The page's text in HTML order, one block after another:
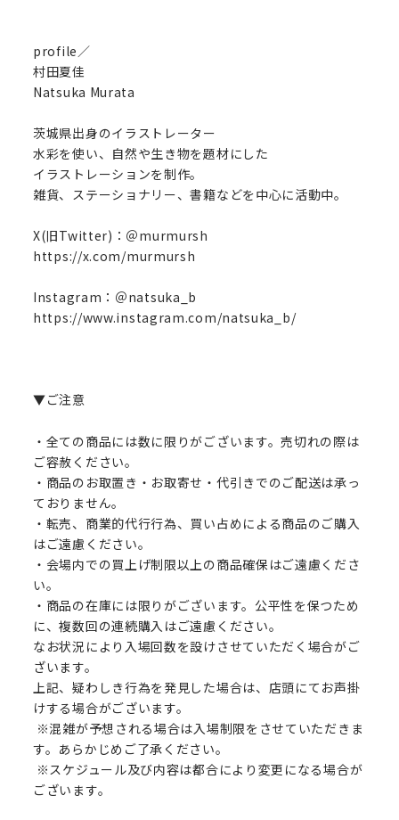
profile／
村田夏佳
Natsuka Murata
茨城県出身のイラストレーター
水彩を使い、自然や生き物を題材にした
イラストレーションを制作。
雑貨、ステーショナリー、書籍などを中心に活動中。
X(旧Twitter)：＠murmursh
https://x.com/murmursh
Instagram：＠natsuka_b
https://www.instagram.com/natsuka_b/
▼ご注意
・全ての商品には数に限りがございます。売切れの際は
ご容赦ください。
・商品のお取置き・お取寄せ・代引きでのご配送は承っ
ておりません。
・転売、商業的代行行為、買い占めによる商品のご購入
はご遠慮ください。
・会場内での買上げ制限以上の商品確保はご遠慮くださ
い。
・商品の在庫には限りがございます。公平性を保つため
に、複数回の連続購入はご遠慮ください。
なお状況により入場回数を設けさせていただく場合がご
ざいます。
上記、疑わしき行為を発見した場合は、店頭にてお声掛
けする場合がございます。
※混雑が予想される場合は入場制限をさせていただきま
す。あらかじめご了承ください。
※スケジュール及び内容は都合により変更になる場合が
ございます。